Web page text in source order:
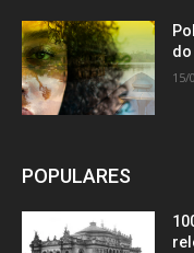
do
15/
POPULARES